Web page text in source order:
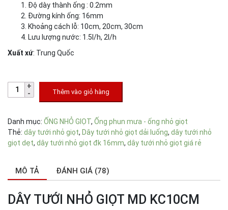
Độ dày thành ống : 0.2mm
Đường kính ống: 16mm
Khoảng cách lỗ: 10cm, 20cm, 30cm
Lưu lượng nước: 1.5l/h, 2l/h
Xuất xứ: Trung Quốc
Thêm vào giỏ hàng
Danh mục: ỐNG NHỎ GIỌT, Ống phun mưa - ống nhỏ giọt
Thẻ: dây tưới nhỏ giọt, Dây tưới nhỏ giọt dải luống, dây tưới nhỏ
giọt dẹt, dây tưới nhỏ giọt đk 16mm, dây tưới nhỏ giọt giá rẻ
MÔ TẢ ĐÁNH GIÁ (78)
DÂY TƯỚI NHỎ GIỌT MD KC10CM